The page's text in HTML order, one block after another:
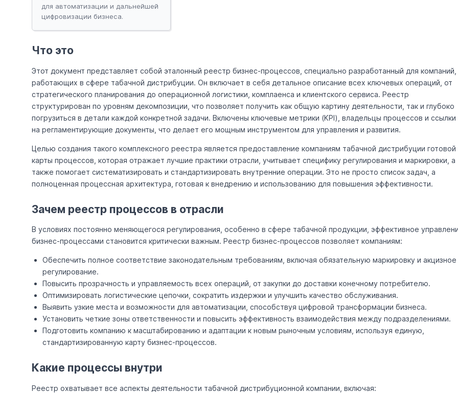
для автоматизации и дальнейшей
цифровизации бизнеса.
Что это
Этот документ представляет собой эталонный реестр бизнес-процессов, специально разработанный для компаний,
работающих в сфере табачной дистрибуции. Он включает в себя детальное описание всех ключевых операций, от
стратегического планирования до операционной логистики, комплаенса и клиентского сервиса. Реестр
структурирован по уровням декомпозиции, что позволяет получить как общую картину деятельности, так и глубоко
погрузиться в детали каждой конкретной задачи. Включены ключевые метрики (KPI), владельцы процессов и ссылки
на регламентирующие документы, что делает его мощным инструментом для управления и развития.
Целью создания такого комплексного реестра является предоставление компаниям табачной дистрибуции готовой
карты процессов, которая отражает лучшие практики отрасли, учитывает специфику регулирования и маркировки, а
также помогает систематизировать и стандартизировать внутренние операции. Это не просто список задач, а
полноценная процессная архитектура, готовая к внедрению и использованию для повышения эффективности.
Зачем реестр процессов в отрасли
В условиях постоянно меняющегося регулирования, особенно в сфере табачной продукции, эффективное
бизнес-процессами становится критически важным. Реестр бизнес-процессов позволяет компаниям:
Обеспечить полное соответствие законодательным требованиям, включая обязательную маркировку и акцизное
регулирование.
Повысить прозрачность и управляемость всех операций, от закупки до доставки конечному потребителю.
Оптимизировать логистические цепочки, сократить издержки и улучшить качество обслуживания.
Выявить узкие места и возможности для автоматизации, способствуя цифровой трансформации бизнеса.
Установить четкие зоны ответственности и повысить эффективность взаимодействия между подразделениями.
Подготовить компанию к масштабированию и адаптации к новым рыночным условиям, используя единую,
стандартизированную карту бизнес-процессов.
Какие процессы внутри
Реестр охватывает все аспекты деятельности табачной дистрибуционной компании, включая: